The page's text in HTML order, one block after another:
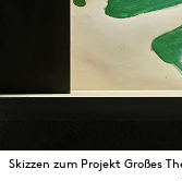
Skizzen zum Projekt Großes